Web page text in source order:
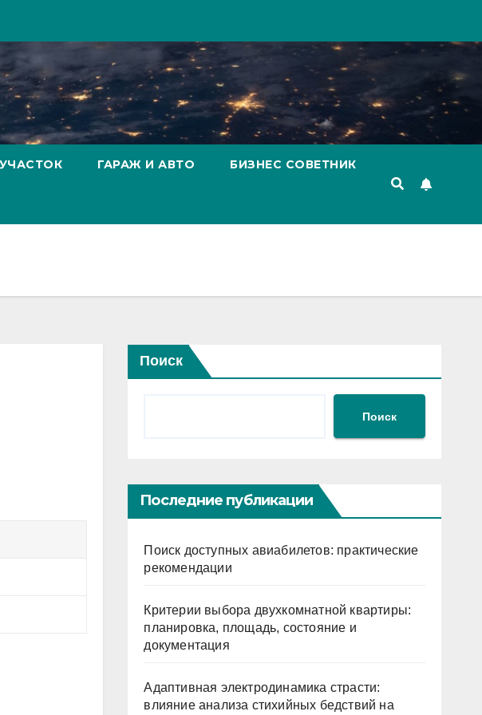
ГАРАЖ И АВТО БИЗНЕС СОВЕТНИК
Поиск
Поиск
Последние публикации
Поиск доступных авиабилетов: практические
рекомендации
Критерии выбора двухкомнатной квартиры:
планировка, площадь, состояние и
документация
Адаптивная электродинамика страсти:
влияние анализа стихийных бедствий на